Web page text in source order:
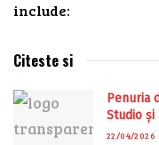
include:
Citeste si
Penuria
Studio și
22/04/2026